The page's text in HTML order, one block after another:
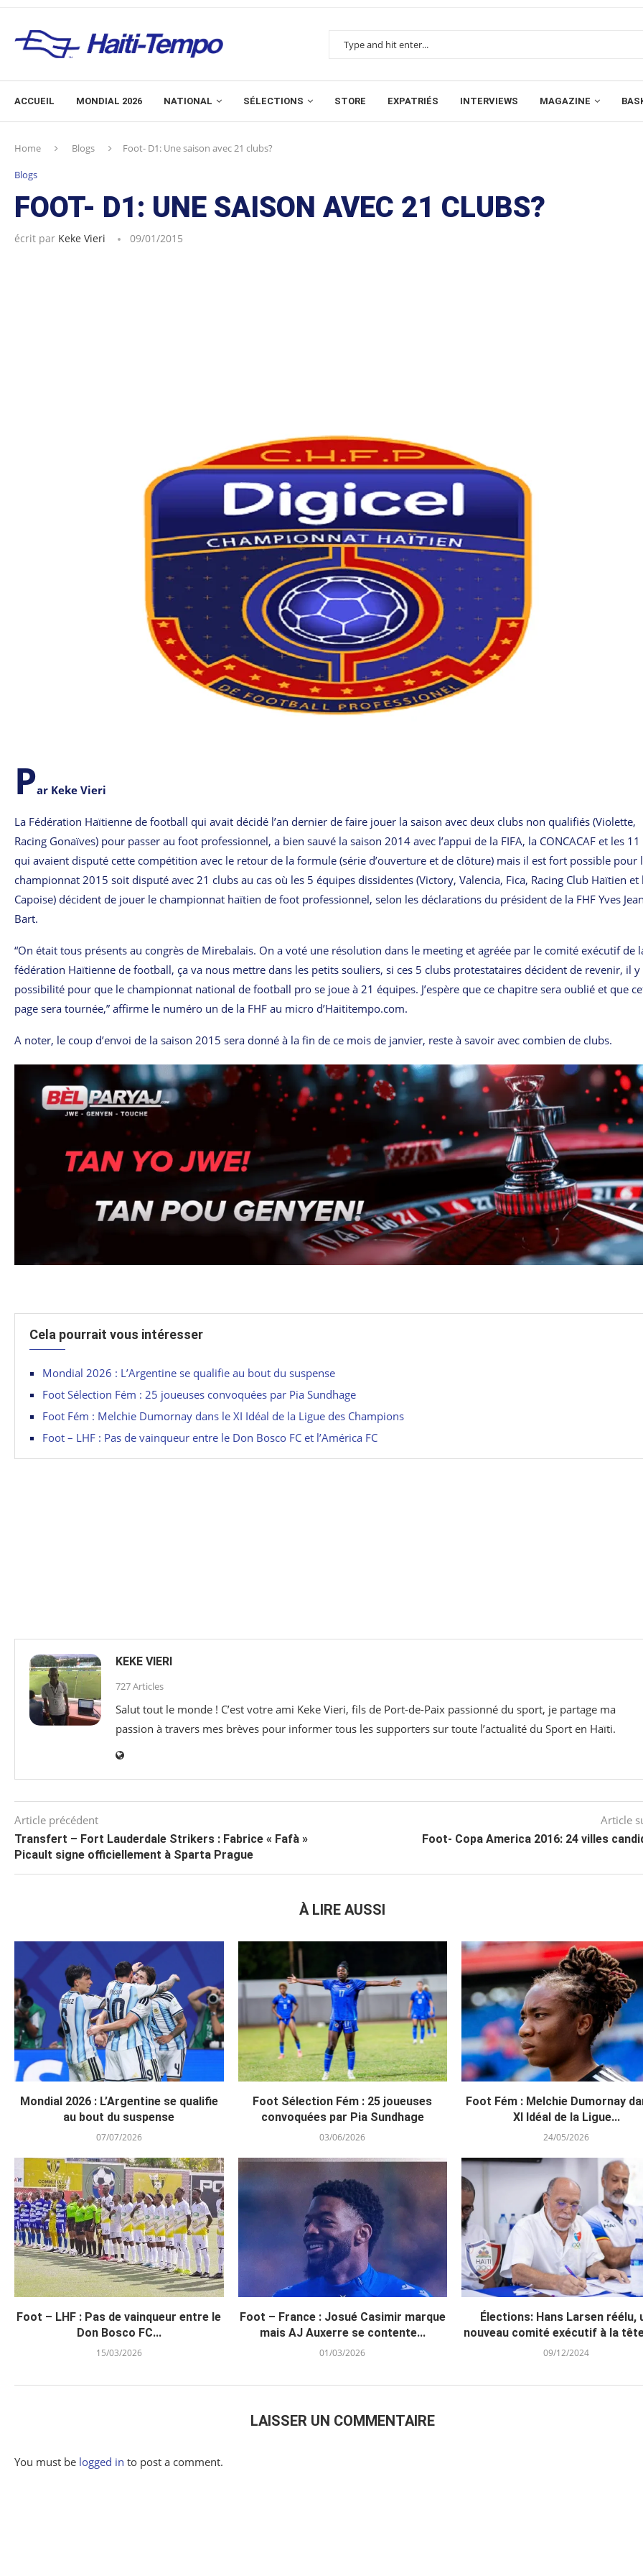
ACCUEIL MONDIAL 2026 NATIONAL SÉLECTIONS STORE EXPATRIÉS INTERVIEWS MAGAZINE
Home Blogs Foot- D1: Une saison avec 21 clubs?
Blogs
FOOT- D1: UNE SAISON AVEC 21 CLUBS?
écrit par Keke Vieri 09/01/2015
Par Keke Vieri
La Fédération Haïtienne de football qui avait décidé l’an dernier de faire jouer la saison avec deux clubs non qualifiés (Violette,
Racing Gonaïves) pour passer au foot professionnel, a bien sauvé la saison 2014 avec l’appui de la FIFA, la CONCACAF et les
qui avaient disputé cette compétition avec le retour de la formule (série d’ouverture et de clôture) mais il est fort possible pour
championnat 2015 soit disputé avec 21 clubs au cas où les 5 équipes dissidentes (Victory, Valencia, Fica, Racing Club Haïtien et
Capoise) décident de jouer le championnat haïtien de foot professionnel, selon les déclarations du président de la FHF Yves
Bart.
“On était tous présents au congrès de Mirebalais. On a voté une résolution dans le meeting et agréée par le comité exécutif de
fédération Haïtienne de football, ça va nous mettre dans les petits souliers, si ces 5 clubs protestataires décident de revenir, il y
possibilité pour que le championnat national de football pro se joue à 21 équipes. J’espère que ce chapitre sera oublié et que
page sera tournée,” affirme le numéro un de la FHF au micro d’Haititempo.com.
A noter, le coup d’envoi de la saison 2015 sera donné à la fin de ce mois de janvier, reste à savoir avec combien de clubs.
Cela pourrait vous intéresser
Mondial 2026 : L’Argentine se qualifie au bout du suspense
Foot Sélection Fém : 25 joueuses convoquées par Pia Sundhage
Foot Fém : Melchie Dumornay dans le XI Idéal de la Ligue des Champions
Foot – LHF : Pas de vainqueur entre le Don Bosco FC et l’América FC
KEKE VIERI
727 Articles
Salut tout le monde ! C’est votre ami Keke Vieri, fils de Port-de-Paix passionné du sport, je partage ma
passion à travers mes brèves pour informer tous les supporters sur toute l’actualité du Sport en Haïti.
Article précédent
Transfert – Fort Lauderdale Strikers : Fabrice « Fafà »
Picault signe officiellement à Sparta Prague
Article
Foot- Copa America 2016: 24 villes
À LIRE AUSSI
Mondial 2026 : L’Argentine se qualifie
au bout du suspense
07/07/2026
Foot Sélection Fém : 25 joueuses
convoquées par Pia Sundhage
03/06/2026
Foot Fém : Melchie Dumornay
XI Idéal de la Ligue...
24/05/2026
Foot – LHF : Pas de vainqueur entre le
Don Bosco FC...
15/03/2026
Foot – France : Josué Casimir marque
mais AJ Auxerre se contente...
01/03/2026
Élections: Hans Larsen réélu,
nouveau comité exécutif à la
09/12/2024
LAISSER UN COMMENTAIRE
You must be logged in to post a comment.